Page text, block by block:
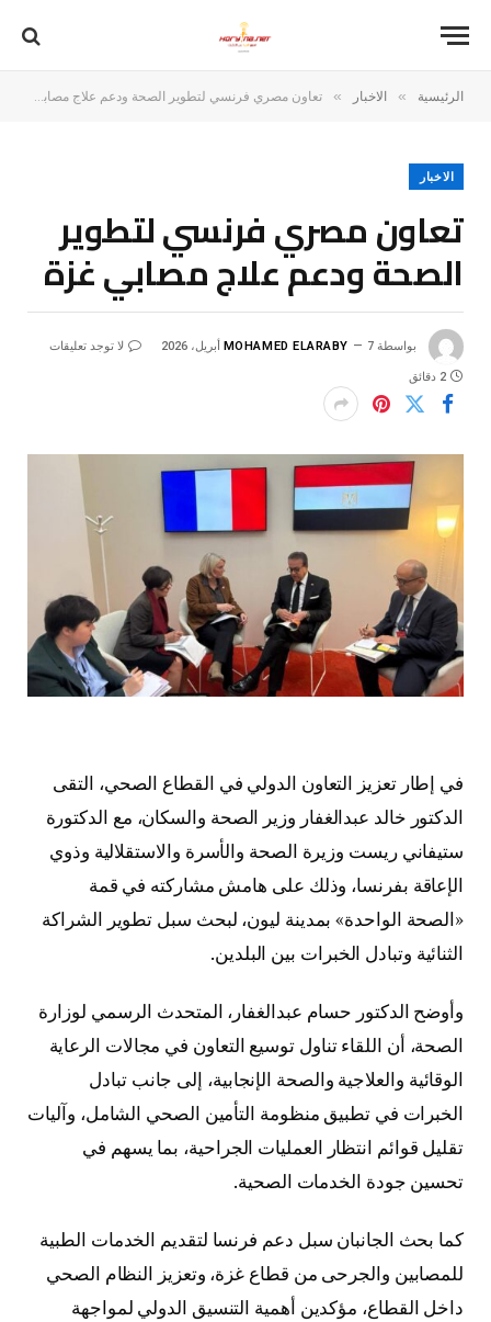
الرئيسية » الاخبار » تعاون مصري فرنسي لتطوير الصحة ودعم علاج مصابي غزة
الاخبار
تعاون مصري فرنسي لتطوير
الصحة ودعم علاج مصابي غزة
بواسطة MOHAMED ELARABY 7 أبريل، 2026 لا توجد تعليقات
2 دقائق
في إطار تعزيز التعاون الدولي في القطاع الصحي، التقى
الدكتور خالد عبدالغفار وزير الصحة والسكان، مع الدكتورة
ستيفاني ريست وزيرة الصحة والأسرة والاستقلالية وذوي
الإعاقة بفرنسا، وذلك على هامش مشاركته في قمة
«الصحة الواحدة» بمدينة ليون، لبحث سبل تطوير الشراكة
الثنائية وتبادل الخبرات بين البلدين.
وأوضح الدكتور حسام عبدالغفار، المتحدث الرسمي لوزارة
الصحة، أن اللقاء تناول توسيع التعاون في مجالات الرعاية
الوقائية والعلاجية والصحة الإنجابية، إلى جانب تبادل
الخبرات في تطبيق منظومة التأمين الصحي الشامل، وآليات
تقليل قوائم انتظار العمليات الجراحية، بما يسهم في
تحسين جودة الخدمات الصحية.
كما بحث الجانبان سبل دعم فرنسا لتقديم الخدمات الطبية
للمصابين والجرحى من قطاع غزة، وتعزيز النظام الصحي
داخل القطاع، مؤكدين أهمية التنسيق الدولي لمواجهة